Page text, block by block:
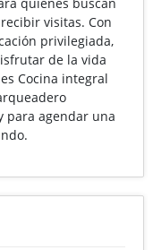
visitas. Con
privilegiada,
de la vida
Cocina integral
para agendar una